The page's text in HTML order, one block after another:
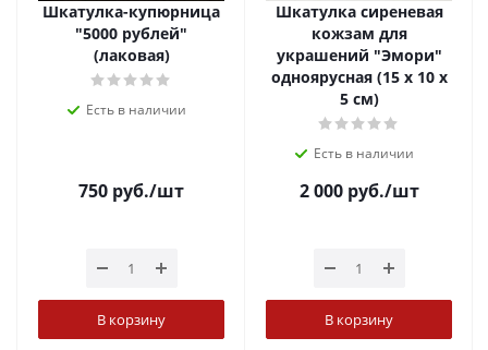
Шкатулка-купюрница
"5000 рублей"
(лаковая)
Есть в наличии
750 руб./шт
В корзину
Шкатулка сиреневая
кожзам для
украшений "Эмори"
одноярусная (15 х 10 х
5 см)
Есть в наличии
2 000руб./шт
В корзину